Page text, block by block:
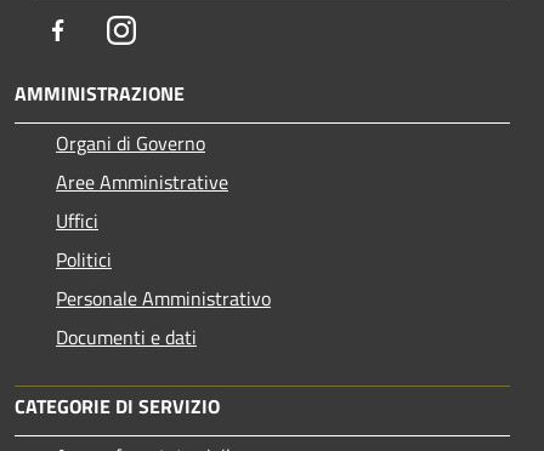
FacebookInstagram
AMMINISTRAZIONE
Organi di Governo
Aree Amministrative
Uffici
Politici
Personale Amministrativo
Documenti e dati
CATEGORIE DI SERVIZIO